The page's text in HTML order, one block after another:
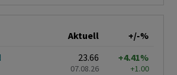
Aktuell
+/-%
23.66
07.08.26
+4.41%
+1.00